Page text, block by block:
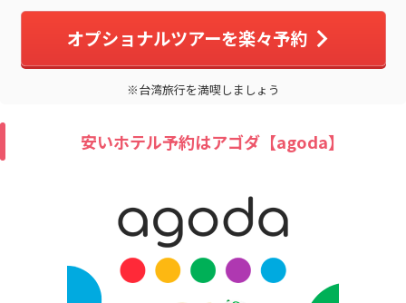
オプショナルツアーを楽々予約
※台湾旅行を満喫しましょう
安いホテル予約はアゴダ【agoda】